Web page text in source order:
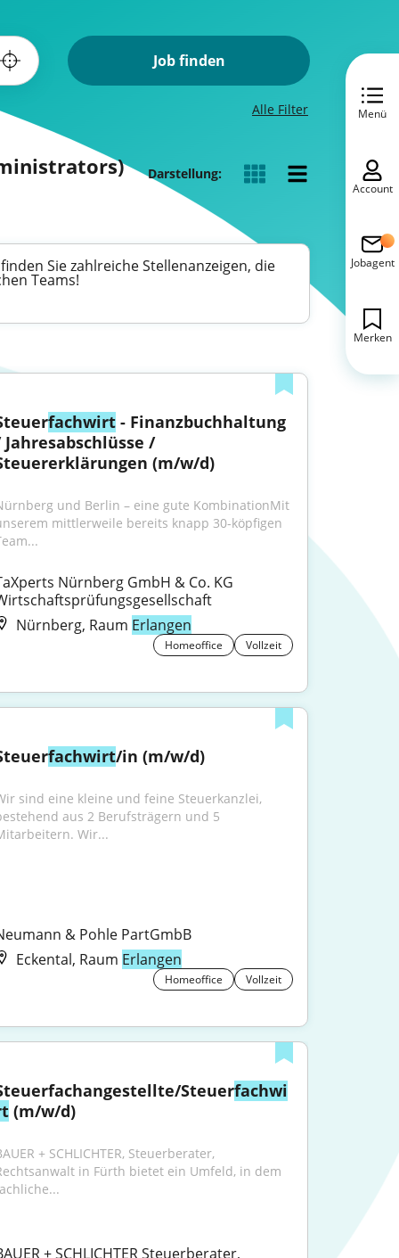
Job finden
Alle Filter
Darstellung:
Sie zahlreiche Stellenanzeigen, die
Teams!
fachwirt - Finanzbuchhaltung
Jahresabschlüsse /
(m/w/d)
und Berlin – eine gute KombinationMit
mittlerweile bereits knapp 30-köpfigen
Nürnberg GmbH & Co. KG
Nürnberg, Raum Erlangen
Homeoffice Vollzeit
fachwirt/in (m/w/d)
sind eine kleine und feine Steuerkanzlei,
aus 2 Berufsträgern und 5
Wir...
& Pohle PartGmbB
Eckental, Raum Erlangen
Homeoffice Vollzeit
Steuerfachwi
(m/w/d)
+ SCHLICHTER, Steuerberater,
in Fürth bietet ein Umfeld, in dem
+ SCHLICHTER Steuerberater,
Menü
Account
Jobagent
Merken